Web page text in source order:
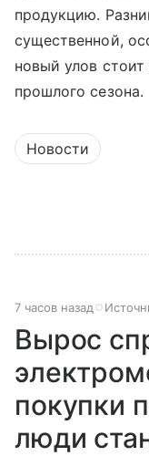
продукцию.
существенной,
новый улов
прошлого сезона.
Новости
7 часов назад
Вырос
покупки
люди